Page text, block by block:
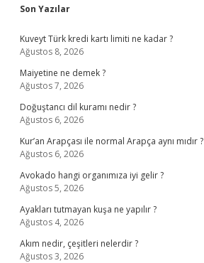
Sidebar
Son Yazılar
Kuveyt Türk kredi kartı limiti ne kadar ?
Ağustos 8, 2026
Maiyetine ne demek ?
Ağustos 7, 2026
Doğuştancı dil kuramı nedir ?
Ağustos 6, 2026
Kur’an Arapçası ile normal Arapça aynı mıdır ?
Ağustos 6, 2026
Avokado hangi organımıza iyi gelir ?
Ağustos 5, 2026
Ayakları tutmayan kuşa ne yapılır ?
Ağustos 4, 2026
Akım nedir, çeşitleri nelerdir ?
Ağustos 3, 2026